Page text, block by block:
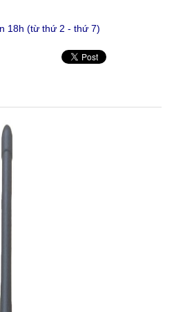
18h (từ thứ 2 - thứ 7)